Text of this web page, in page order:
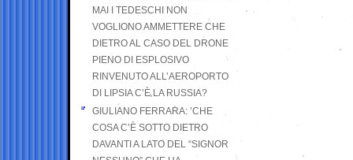
MAI I TEDESCHI NON
VOGLIONO AMMETTERE CHE
DIETRO AL CASO DEL DRONE
PIENO DI ESPLOSIVO
RINVENUTO ALL’AEROPORTO
DI LIPSIA C’È LA RUSSIA?
GIULIANO FERRARA: ’CHE
COSA C’È SOTTO DIETRO
DAVANTI A LATO DEL “SIGNOR